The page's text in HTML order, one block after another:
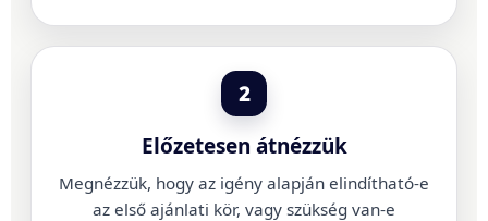
2
Előzetesen átnézzük
Megnézzük, hogy az igény alapján elindítható-e
az első ajánlati kör, vagy szükség van-e